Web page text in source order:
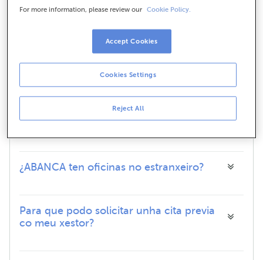
parcial?
Cal é o horario das oficinas de
empresas?
Que significan as cores das oficinas no
mapa?
¿ABANCA ten oficinas no estranxeiro?
Para que podo solicitar unha cita previa
co meu xestor?
For more information, please review our Cookie Policy.
Reject All
Cookies Settings
Accept Cookies